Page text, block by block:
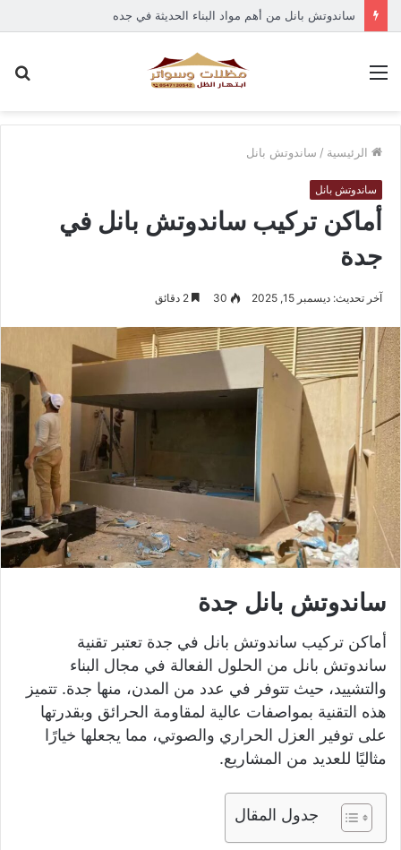
ساندوتش بانل من أهم مواد البناء الحديثة في جده
القائمة
الرئيسية / ساندوتش بانل
ساندوتش بانل
أماكن تركيب ساندوتش بانل في
جدة
آخر تحديث: ديسمبر 15, 2025 30
ساندوتش بانل جدة
أماكن تركيب ساندوتش بانل في جدة تعتبر تقنية
ساندوتش بانل من الحلول الفعالة في مجال البناء
والتشييد، حيث تتوفر في عدد من المدن، منها جدة. تتميز
هذه التقنية بمواصفات عالية لمقاومة الحرائق وبقدرتها
على توفير العزل الحراري والصوتي، مما يجعلها خيارًا
مثاليًا للعديد من المشاريع.
جدول المقال